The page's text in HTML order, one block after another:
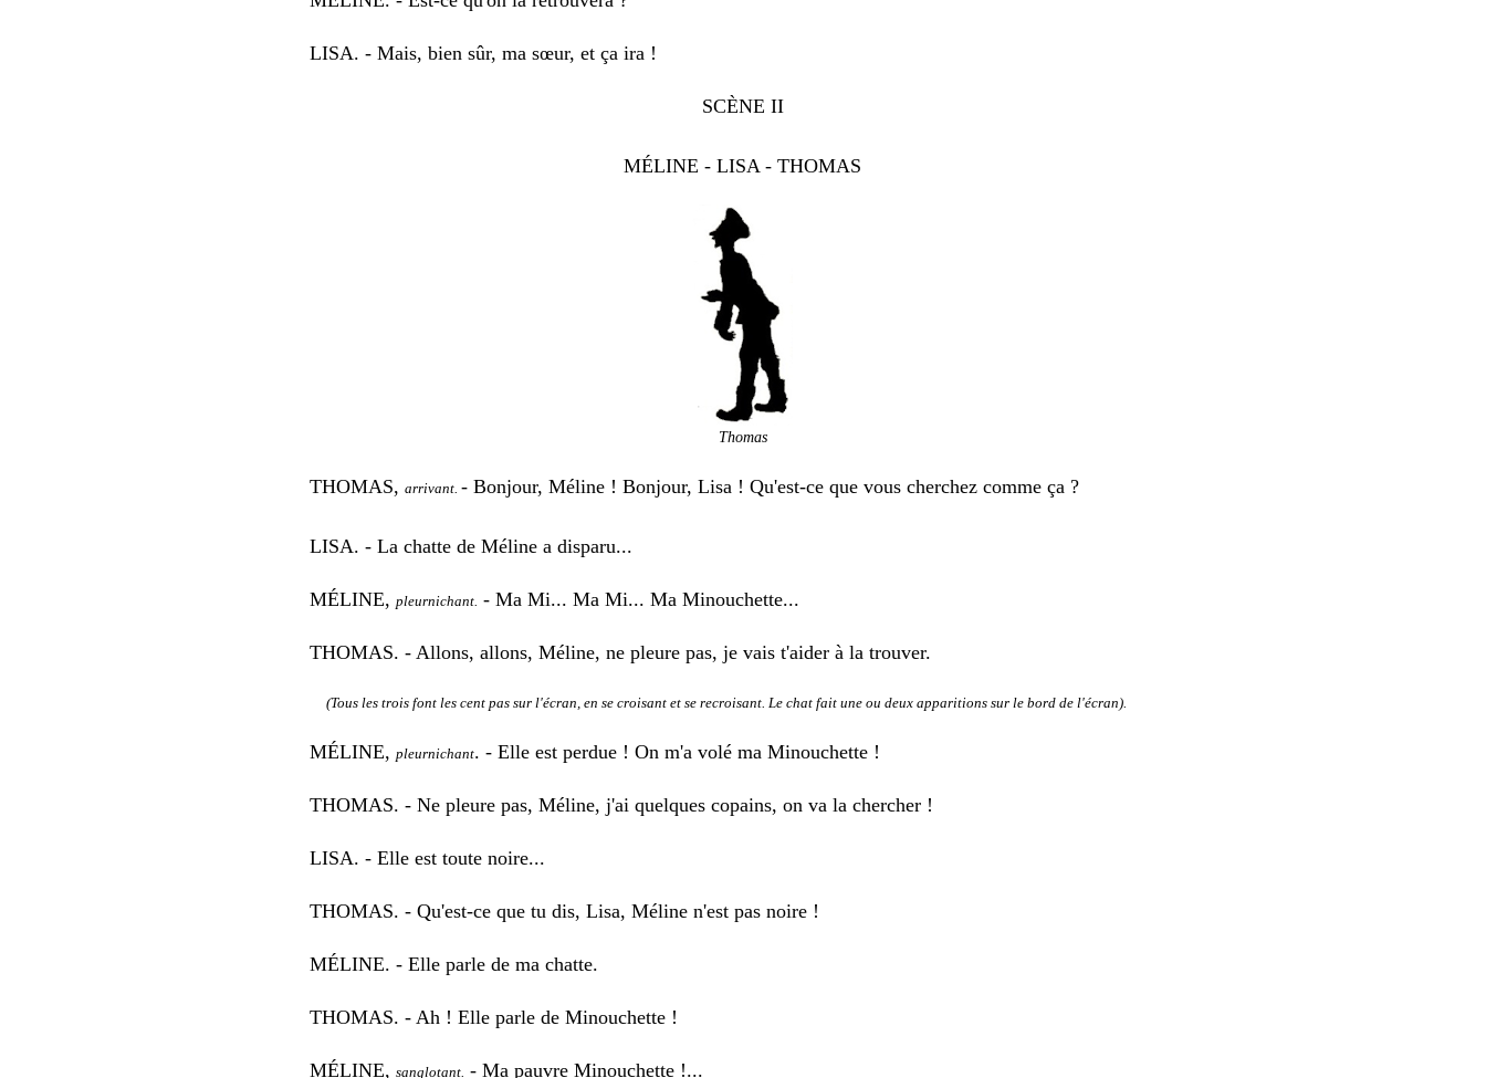
LISA. - Mais, bien sûr, ma sœur, et ça ira !
SCÈNE II
MÉLINE - LISA - THOMAS
Thomas
THOMAS,arrivant. - Bonjour, Méline ! Bonjour, Lisa ! Qu'est-ce que vous cherchez comme ça ?
LISA. - La chatte de Méline a disparu...
MÉLINE,pleurnichant. - Ma Mi... Ma Mi... Ma Minouchette...
THOMAS. - Allons, allons, Méline, ne pleure pas, je vais t'aider à la trouver.
(Tous les trois font les cent pas sur l'écran, en se croisant et se recroisant. Le chat fait une ou deux apparitions sur le bord de l'écran).
MÉLINE,pleurnichant. - Elle est perdue ! On m'a volé ma Minouchette !
THOMAS. - Ne pleure pas, Méline, j'ai quelques copains, on va la chercher !
LISA. - Elle est toute noire...
THOMAS. - Qu'est-ce que tu dis, Lisa, Méline n'est pas noire !
MÉLINE. - Elle parle de ma chatte.
THOMAS. - Ah ! Elle parle de Minouchette !
MÉLINE,sanglotant. - Ma pauvre Minouchette !...